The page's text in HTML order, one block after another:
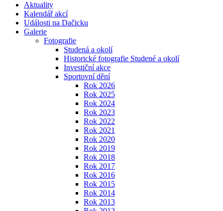
Aktuality
Kalendář akcí
Události na Dačicku
Galerie
Fotografie
Studená a okolí
Historické fotografie Studené a okolí
Investiční akce
Sportovní dění
Rok 2026
Rok 2025
Rok 2024
Rok 2023
Rok 2022
Rok 2021
Rok 2020
Rok 2019
Rok 2018
Rok 2017
Rok 2016
Rok 2015
Rok 2014
Rok 2013